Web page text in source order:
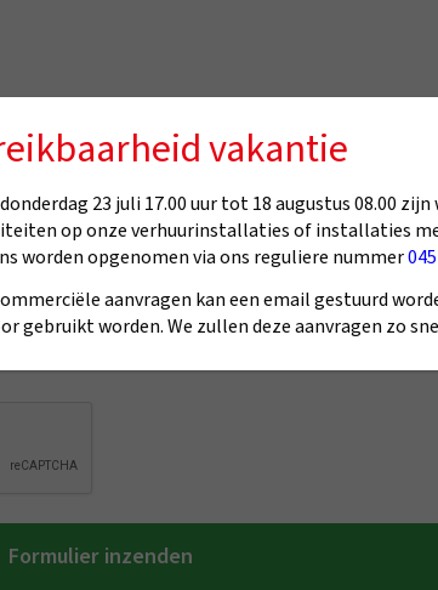
en mijn gegevens gebruiken voor het gevraagd contact.
Formulier inzenden
vakantie
23 juli 17.00 uur tot 18 augustus 08.00
op onze verhuurinstallaties of installaties
worden opgenomen via ons reguliere nummer
aanvragen kan een email gestuurd
gebruikt worden. We zullen deze aanvragen zo